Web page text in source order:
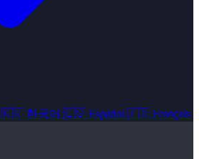
🇰🇷 한국어 🇪🇸 Español 🇫🇷 Français